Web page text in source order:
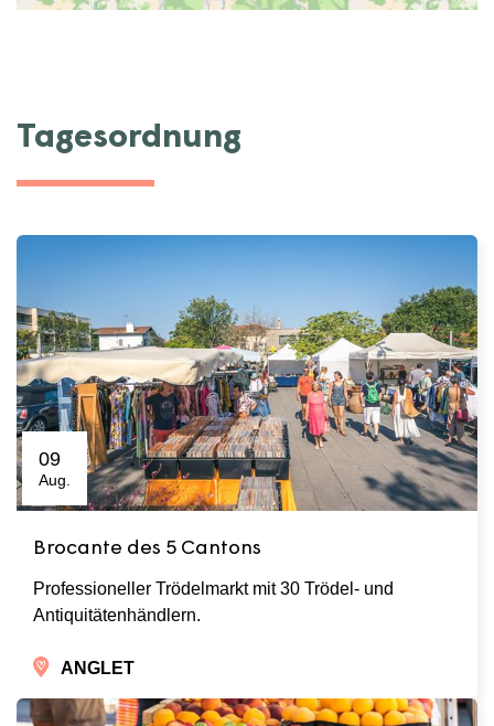
Tagesordnung
09
Aug.
Brocante des 5 Cantons
Professioneller Trödelmarkt mit 30 Trödel- und
Antiquitätenhändlern.
ANGLET